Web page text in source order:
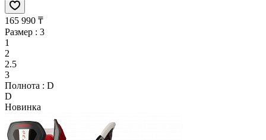
165 990 ₸
Размер : 3
1
2
2.5
3
Полнота : D
D
Новинка